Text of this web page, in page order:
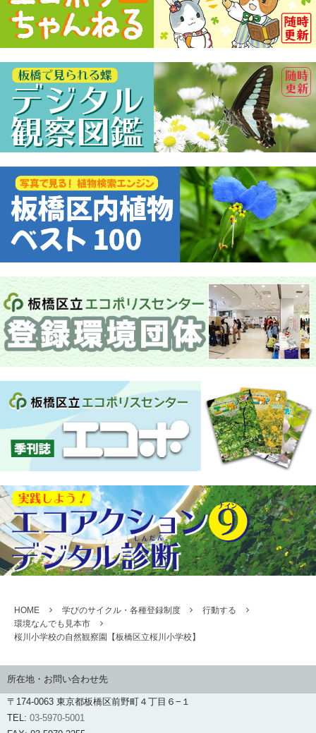
HOME 学びのサイクル・各種登録制度
行動する
環境なんでも見本市
桜川小学校の自然観察園【板橋区立桜川小学校】
所在地・お問い合わせ先
〒174-0063 東京都板橋区前野町４丁目６−１
TEL: 03-5970-5001